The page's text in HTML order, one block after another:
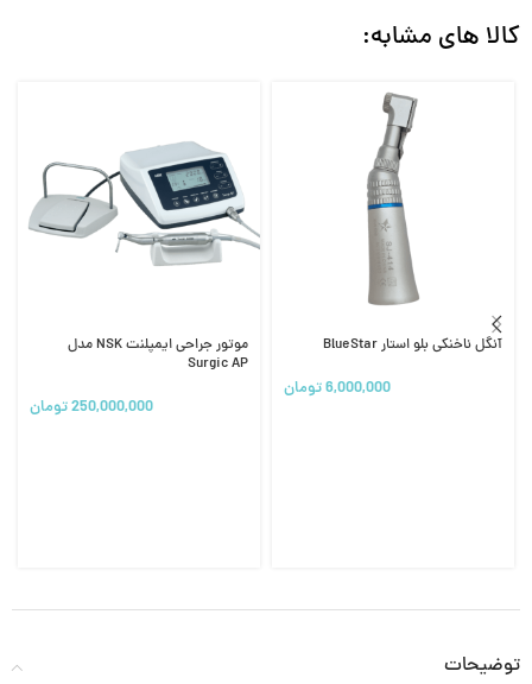
کالا های مشابه:
آنگل ناخنکی بلو استار BlueStar
6,000,000تومان
موتور جراحی ایمپلنت NSK مدل
Surgic AP
250,000,000تومان
توضیحات